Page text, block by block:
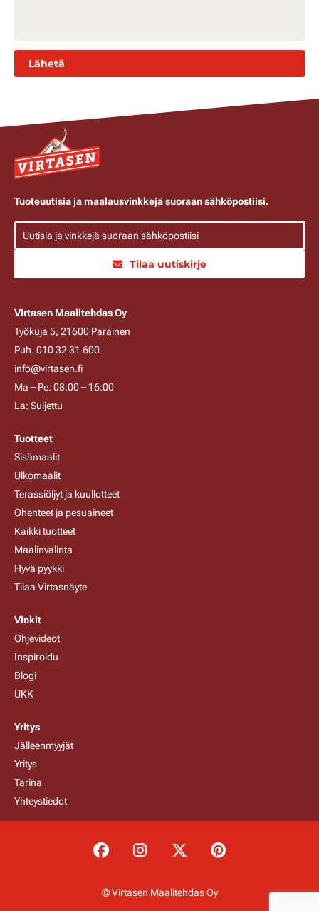
Tuoteuutisia ja maalausvinkkejä suoraan sähköpostiisi.
Tilaa uutiskirje
Virtasen Maalitehdas Oy
Työkuja 5, 21600 Parainen
Puh. 010 32 31 600
info@virtasen.fi
Ma – Pe: 08:00 – 16:00
La: Suljettu
Tuotteet
Sisämaalit
Ulkomaalit
Terassiöljyt ja kuullotteet
Ohenteet ja pesuaineet
Kaikki tuotteet
Maalinvalinta
Hyvä pyykki
Tilaa Virtasnäyte
Vinkit
Ohjevideot
Inspiroidu
Blogi
UKK
Yritys
Jälleenmyyjät
Yritys
Tarina
Yhteystiedot
© Virtasen Maalitehdas Oy